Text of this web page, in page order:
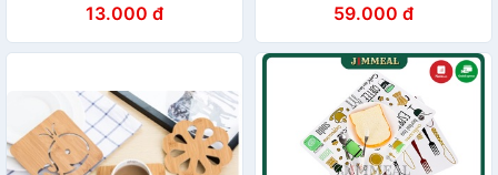
13.000 đ 59.000 đ